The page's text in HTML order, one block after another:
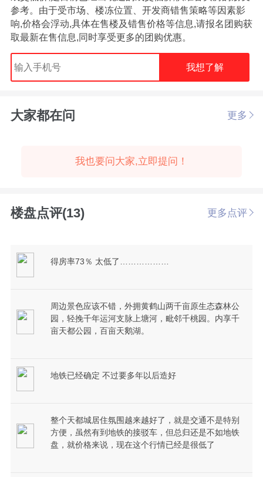
参考。由于受市场、楼冻位置、开发商错售策略等因素影
响,价格会浮动,具体在售楼及错售价格等信息,请报名团购获
取最新在售信息,同时享受更多的团购优惠。
我想了解
大家都在问 更多
我也要问大家,立即提问！
楼盘点评(13) 更多点评
得房率73％ 太低了………………
周边景色应该不错，外拥黄鹤山两千亩原生态森林公
园，轻挽千年运河支脉上塘河，毗邻千桃园。内享千
亩天都公园，百亩天鹅湖。
地铁已经确定 不过要多年以后造好
整个天都城居住氛围越来越好了，就是交通不是特别
方便，虽然有到地铁的接驳车，但总归还是不如地铁
盘，就价格来说，现在这个行情已经是很低了